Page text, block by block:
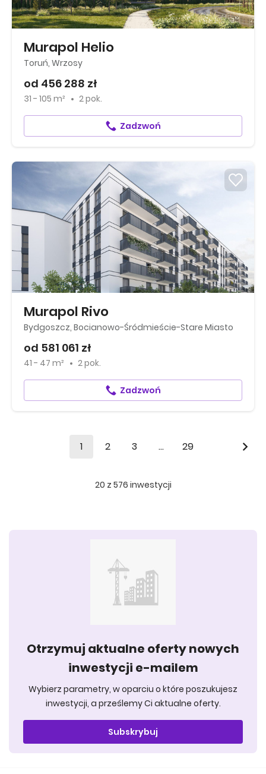
Murapol Helio
Toruń, Wrzosy
od 456 288 zł
31 - 105 m² 2 pok.
Zadzwoń
Murapol Rivo
Bydgoszcz, Bocianowo-Śródmieście-Stare Miasto
od 581 061 zł
41 - 47 m² 2 pok.
Zadzwoń
1 2 3 ... 29
20 z 576 inwestycji
Otrzymuj aktualne oferty nowych
inwestycji e-mailem
Wybierz parametry, w oparciu o które poszukujesz
inwestycji, a prześlemy Ci aktualne oferty.
Subskrybuj